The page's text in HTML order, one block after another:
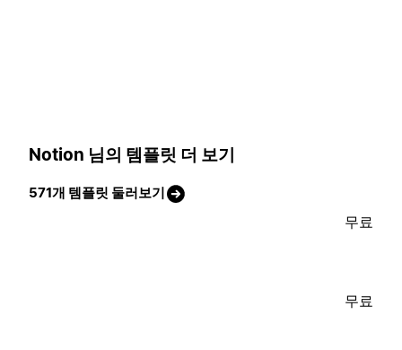
Notion 님의 템플릿 더 보기
571개 템플릿 둘러보기
무료
무료